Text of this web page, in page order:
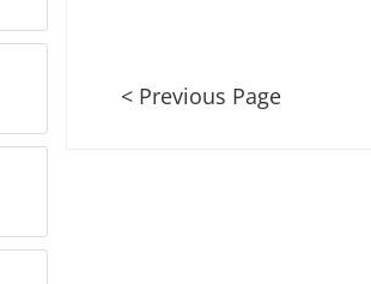
< Previous Page